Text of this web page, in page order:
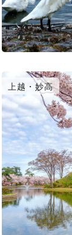
上越・妙高